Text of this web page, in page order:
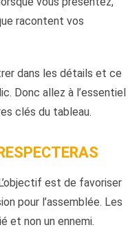
racontent vos
dans les détails et ce
Donc allez à l’essentiel
clés du tableau.
est de favoriser
pour l’assemblée. Les
et non un ennemi.